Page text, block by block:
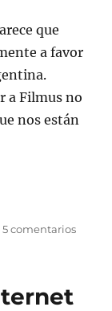
que
a favor
a Filmus no
nos están
5 comentariosen